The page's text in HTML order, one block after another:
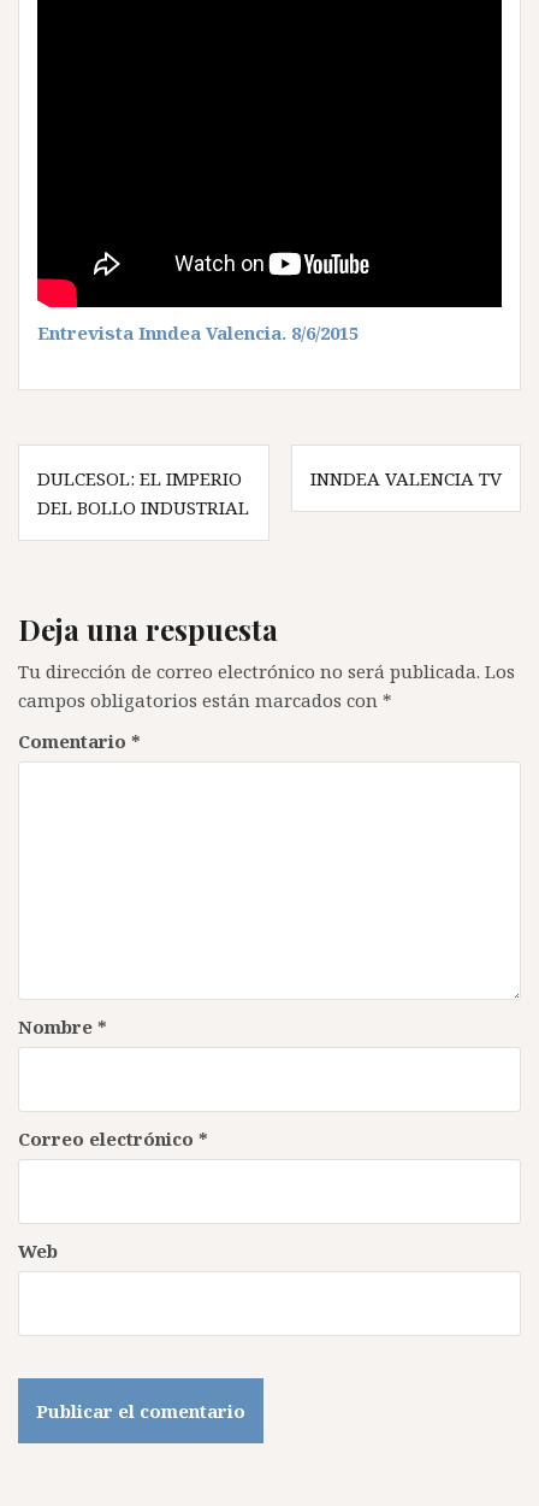
Entrevista Inndea Valencia. 8/6/2015
Navegación
de
entradas
DULCESOL: EL IMPERIO
DEL BOLLO INDUSTRIAL
INNDEA VALENCIA TV
Deja una respuesta
Tu dirección de correo electrónico no será publicada. Los
campos obligatorios están marcados con *
Comentario *
Nombre *
Correo electrónico *
Web